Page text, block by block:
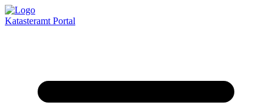
Katasteramt Portal